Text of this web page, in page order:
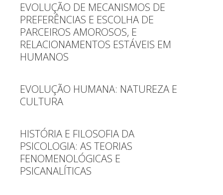
EVOLUÇÃO DE MECANISMOS DE
PREFERÊNCIAS E ESCOLHA DE
PARCEIROS AMOROSOS, E
RELACIONAMENTOS ESTÁVEIS EM
HUMANOS
EVOLUÇÃO HUMANA: NATUREZA E
CULTURA
HISTÓRIA E FILOSOFIA DA
PSICOLOGIA: AS TEORIAS
FENOMENOLÓGICAS E
PSICANALÍTICAS